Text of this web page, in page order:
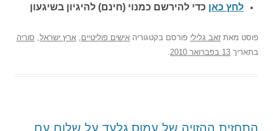
לחץ כאן כדי להירשם כמנוי (חינם) להיגיון בשיגעון
פוסט מאת זאב גלילי פורסם בקטגוריה אישים פוליטיים ארץ ישראל סוריה
בתאריך 13 בפברואר 2010
התחזית ההזויה של עמוס גלעד על שלום עם